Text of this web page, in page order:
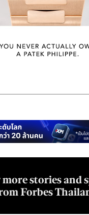
stories and
Forbes